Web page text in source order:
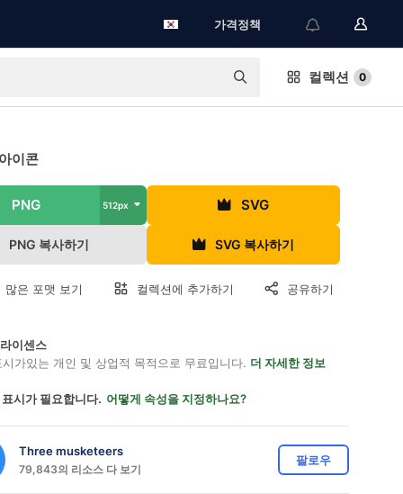
가격정책
컬렉션 0
이콘
PNG 512px SVG
PNG 복사하기 SVG 복사하기
많은 포맷 보기 컬렉션에 추가하기 공유하기
이센스
가있는 개인 및 상업적 목적으로 무료입니다. 더 자세한 정보
시가 필요합니다. 어떻게 속성을 지정하나요?
Three musketeers
79,843의 리소스 다 보기
팔로우